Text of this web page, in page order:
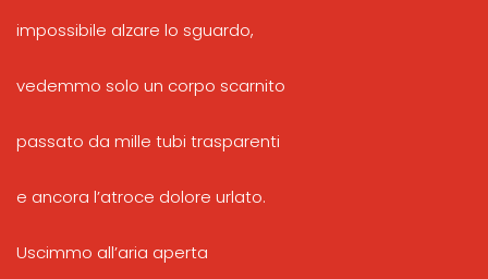
impossibile alzare lo sguardo,
vedemmo solo un corpo scarnito
passato da mille tubi trasparenti
e ancora l’atroce dolore urlato.
Uscimmo all’aria aperta